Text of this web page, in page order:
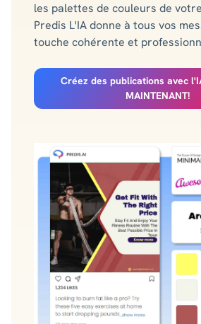
les palettes de couleurs de
Predis L'IA donne à tous vos
touche cohérente et
Créez des publications avec
MAINTENANT!